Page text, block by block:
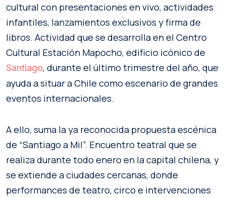
cultural con presentaciones en vivo, actividades
infantiles, lanzamientos exclusivos y firma de
libros. Actividad que se desarrolla en el Centro
Cultural Estación Mapocho, edificio icónico de
Santiago, durante el último trimestre del año, que
ayuda a situar a Chile como escenario de grandes
eventos internacionales.
A ello, suma la ya reconocida propuesta escénica
de “Santiago a Mil”. Encuentro teatral que se
realiza durante todo enero en la capital chilena, y
se extiende a ciudades cercanas, donde
performances de teatro, circo e intervenciones